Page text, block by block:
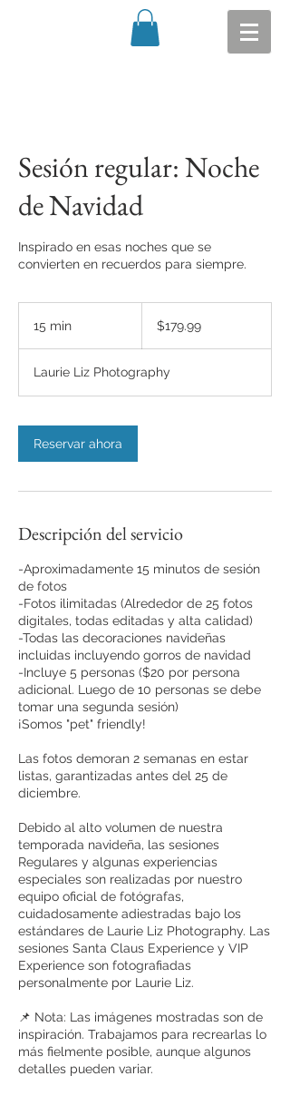
Sesión regular: Noche
de Navidad
Inspirado en esas noches que se
convierten en recuerdos para siempre.
15 min
m
i
dólares
estadounidenses
$179.99
Laurie Liz Photography
Reservar ahora
Descripción del servicio
-Aproximadamente 15 minutos de sesión
de fotos
-Fotos ilimitadas (Alrededor de 25 fotos
digitales, todas editadas y alta calidad)
-Todas las decoraciones navideñas
incluidas incluyendo gorros de navidad
-Incluye 5 personas ($20 por persona
adicional. Luego de 10 personas se debe
tomar una segunda sesión)
¡Somos "pet" friendly!
Las fotos demoran 2 semanas en estar
listas, garantizadas antes del 25 de
diciembre.
Debido al alto volumen de nuestra
temporada navideña, las sesiones
Regulares y algunas experiencias
especiales son realizadas por nuestro
equipo oficial de fotógrafas,
cuidadosamente adiestradas bajo los
estándares de Laurie Liz Photography. Las
sesiones Santa Claus Experience y VIP
Experience son fotografiadas
personalmente por Laurie Liz.
📌 Nota: Las imágenes mostradas son de
inspiración. Trabajamos para recrearlas lo
más fielmente posible, aunque algunos
detalles pueden variar.